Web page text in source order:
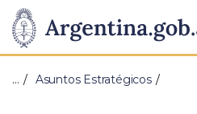
Presidencia
de
Pasar al contenido principal
… Asuntos Estratégicos